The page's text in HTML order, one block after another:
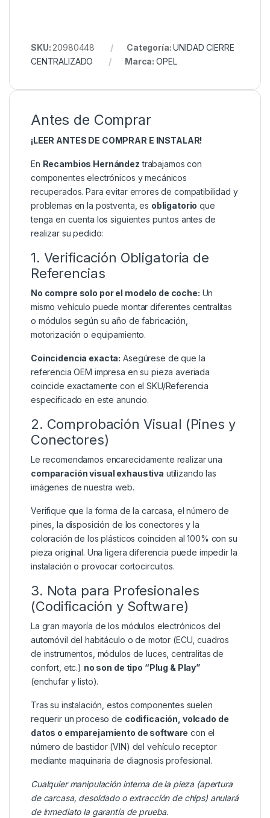
SKU: 20980448 Categoría:UNIDAD CIERRE
CENTRALIZADO
Marca:OPEL
Antes de Comprar
¡LEER ANTES DE COMPRAR E INSTALAR!
En Recambios Hernández trabajamos con
componentes electrónicos y mecánicos
recuperados. Para evitar errores de compatibilidad y
problemas en la postventa, es obligatorio que
tenga en cuenta los siguientes puntos antes de
realizar su pedido:
1. Verificación Obligatoria de
Referencias
No compre solo por el modelo de coche: Un
mismo vehículo puede montar diferentes centralitas
o módulos según su año de fabricación,
motorización o equipamiento.
Coincidencia exacta: Asegúrese de que la
referencia OEM impresa en su pieza averiada
coincide exactamente con el SKU/Referencia
especificado en este anuncio.
2. Comprobación Visual (Pines y
Conectores)
Le recomendamos encarecidamente realizar una
comparación visual exhaustiva utilizando las
imágenes de nuestra web.
Verifique que la forma de la carcasa, el número de
pines, la disposición de los conectores y la
coloración de los plásticos coinciden al 100% con su
pieza original. Una ligera diferencia puede impedir la
instalación o provocar cortocircuitos.
3. Nota para Profesionales
(Codificación y Software)
La gran mayoría de los módulos electrónicos del
automóvil del habitáculo o de motor (ECU, cuadros
de instrumentos, módulos de luces, centralitas de
confort, etc.) no son de tipo “Plug & Play”
(enchufar y listo).
Tras su instalación, estos componentes suelen
requerir un proceso de codificación, volcado de
datos o emparejamiento de software con el
número de bastidor (VIN) del vehículo receptor
mediante maquinaria de diagnosis profesional.
Cualquier manipulación interna de la pieza (apertura
de carcasa, desoldado o extracción de chips) anulará
de inmediato la garantía de prueba.